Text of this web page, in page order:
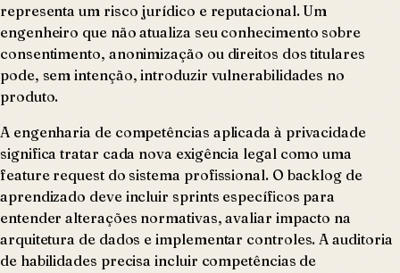
representa um risco jurídico e reputacional. Um
engenheiro que não atualiza seu conhecimento sobre
consentimento, anonimização ou direitos dos titulares
pode, sem intenção, introduzir vulnerabilidades no
produto.
A engenharia de competências aplicada à privacidade
significa tratar cada nova exigência legal como uma
feature request do sistema profissional. O backlog de
aprendizado deve incluir sprints específicos para
entender alterações normativas, avaliar impacto na
arquitetura de dados e implementar controles. A auditoria
de habilidades precisa incluir competências de